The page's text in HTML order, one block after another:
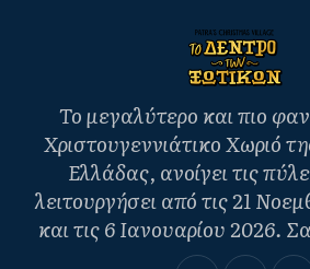
Το μεγαλύτερο και πιο
Χριστουγεννιάτικο Χωριό
Ελλάδας, ανοίγει τις
λειτουργήσει από τις 21
και τις 6 Ιανουαρίου 2026.